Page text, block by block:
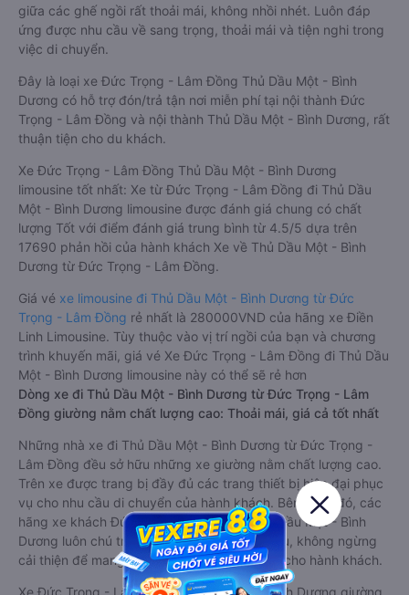
giữa các ghế ngồi rất thoải mái, không nhồi nhét. Luôn đáp
ứng được nhu cầu về sang trọng, thoải mái và tiện nghi trong
việc di chuyển.
Đây là loại xe Đức Trọng - Lâm Đồng Thủ Dầu Một - Bình
Dương có hỗ trợ đón/trả tận nơi miễn phí tại nội thành Đức
Trọng - Lâm Đồng và nội thành Thủ Dầu Một - Bình Dương, rất
thuận tiện cho du khách.
Xe Đức Trọng - Lâm Đồng Thủ Dầu Một - Bình Dương
limousine tốt nhất: Xe từ Đức Trọng - Lâm Đồng đi Thủ Dầu
Một - Bình Dương limousine được đánh giá chung có chất
lượng Tốt với điểm đánh giá trung bình từ 4.5/5 dựa trên
17690 phản hồi của hành khách Xe về Thủ Dầu Một - Bình
Dương từ Đức Trọng - Lâm Đồng.
Giá vé xe limousine đi Thủ Dầu Một - Bình Dương từ Đức
Trọng - Lâm Đồng rẻ nhất là 280000VND của hãng xe Điền
Linh Limousine. Tùy thuộc vào vị trí ngồi của bạn và chương
trình khuyến mãi, giá vé Xe Đức Trọng - Lâm Đồng đi Thủ Dầu
Một - Bình Dương limousine này có thể sẽ rẻ hơn
Dòng xe đi Thủ Dầu Một - Bình Dương từ Đức Trọng - Lâm
Đồng giường nằm chất lượng cao: Thoải mái, giá cả tốt nhất
Những nhà xe đi Thủ Dầu Một - Bình Dương từ Đức Trọng -
Lâm Đồng đều sở hữu những xe giường nằm chất lượng cao.
Trên xe được trang bị đầy đủ các trang thiết bị hiện đại phục
vụ cho nhu cầu di chuyển của hành khách. Bên cạnh đó, các
hãng xe khách Đức Trọng - Lâm Đồng Thủ Dầu Một - Bình
Dương luôn chú trọng đến chất lượng dịch vụ, không ngừng
cải thiện để mang đến trải nghiệm hoàn hảo cho hành khách.
Xe Đức Trọng - Lâm Đồng Thủ Dầu Một - Bình Dương giường